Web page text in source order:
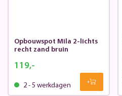
Opbouwspot Mila 2-lichts
recht zand bruin
119,-
2 - 5 werkdagen